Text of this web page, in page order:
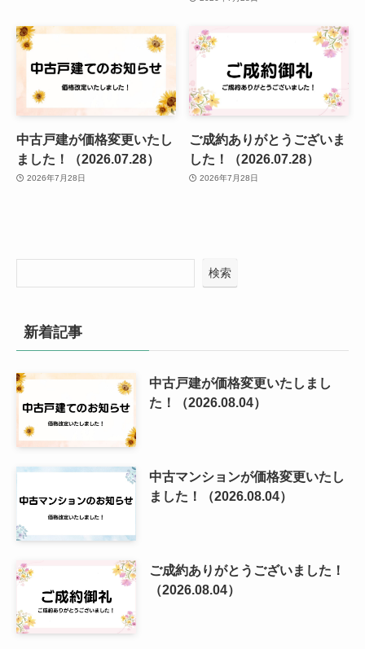
中古戸建が価格変更いたし
ました！（2026.07.28）
2026年7月28日
ご成約ありがとうございま
した！（2026.07.28）
2026年7月28日
検索
新着記事
中古戸建が価格変更いたしまし
た！（2026.08.04）
中古マンションが価格変更いたし
ました！（2026.08.04）
ご成約ありがとうございました！
（2026.08.04）